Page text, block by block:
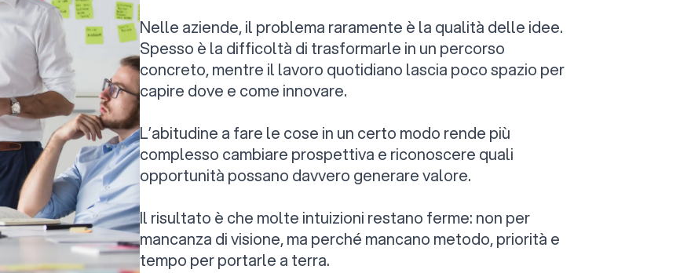
Nelle aziende, il problema raramente è la qualità delle idee.
Spesso è la difficoltà di trasformarle in un percorso
concreto, mentre il lavoro quotidiano lascia poco spazio per
capire dove e come innovare.
L’abitudine a fare le cose in un certo modo rende più
complesso cambiare prospettiva e riconoscere quali
opportunità possano davvero generare valore.
Il risultato è che molte intuizioni restano ferme: non per
mancanza di visione, ma perché mancano metodo, priorità e
tempo per portarle a terra.